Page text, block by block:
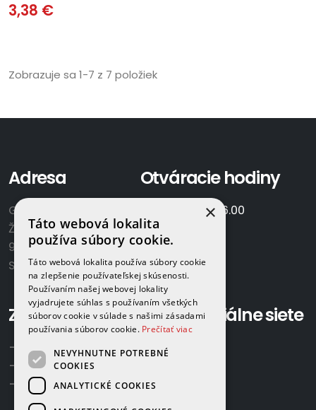
3,38 €
Zobrazuje sa 1-7 z 7 položiek
Adresa
GAMAPLYN s.r.o.
Železničná 570/8
922 02 Krakovany
Slovensko
Otváracie hodiny
7.00 - 16.00
So:
Zavolajte nám:
+421 918 524 702
+421 907 958 768
+421 948 615 083
Sociálne siete
×
Táto webová lokalita
používa súbory cookie.
Táto webová lokalita používa súbory cookie
na zlepšenie používateľskej skúsenosti.
Používaním našej webovej lokality
vyjadrujete súhlas s používaním všetkých
súborov cookie v súlade s našimi zásadami
používania súborov cookie. Prečítať viac
NEVYHNUTNE POTREBNÉ
COOKIES
ANALYTICKÉ COOKIES